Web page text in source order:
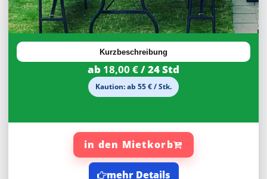
27,92%
Rabatt Kurzbeschreibung
ab 18,00 €/ 24 Std
Kaution: ab 55 € / Stk.
in den Mietkorb
mehr Details